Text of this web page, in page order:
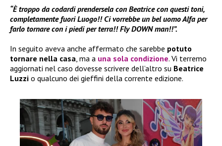
“È troppo da codardi prendersela con Beatrice con questi toni,
completamente fuori Luogo!! Ci vorrebbe un bel uomo Alfa per
farlo tornare con i piedi per terra!! Fly DOWN man!!”.
In seguito aveva anche affermato che sarebbe potuto
tornare nella casa, ma a una sola condizione. Vi terremo
aggiornati nel caso dovesse scrivere dell’altro su Beatrice
Luzzi o qualcuno dei gieffini della corrente edizione.